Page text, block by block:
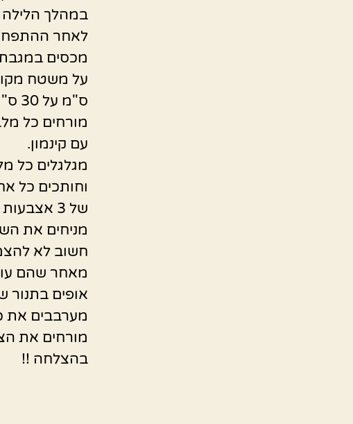
במהלך
לאחר
מכסים במגבת
ס"מ על 30 ס"מ.
מורחים כל
עם קינמון.
מגלגלים כל
של 3 אצבעות ככה יצא כולם אותו גודל.
מניחים את
חשוב לא
מאחר שהם
אופים בתנור שחומם
מערבבים את
מורחים את
בהצלחה !!